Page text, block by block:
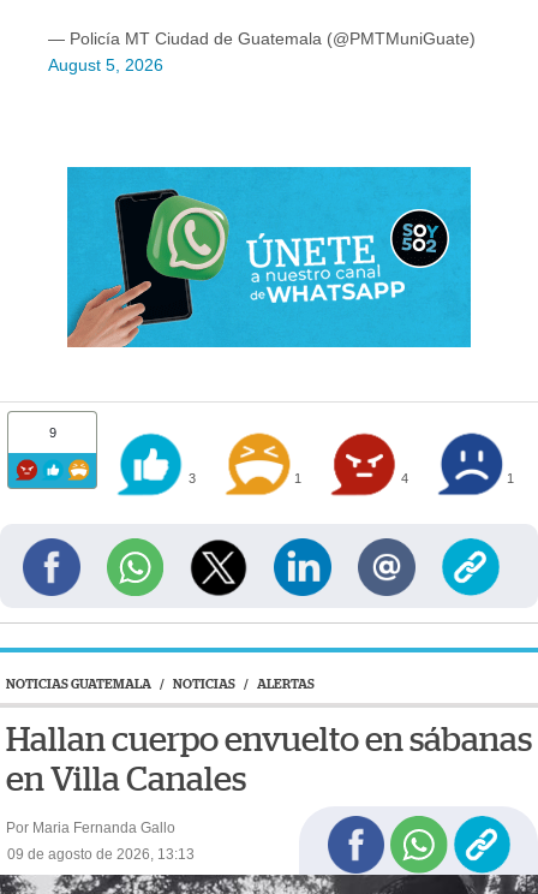
— Policía MT Ciudad de Guatemala (@PMTMuniGuate)
August 5, 2026
9
3 1 4 1
NOTICIAS GUATEMALA / NOTICIAS / ALERTAS
Hallan cuerpo envuelto en sábanas
en Villa Canales
Por Maria Fernanda Gallo
09 de agosto de 2026, 13:13